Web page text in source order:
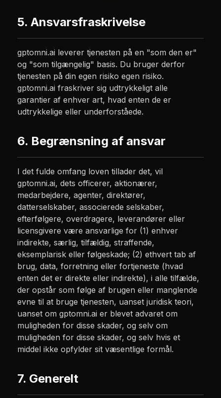
5. Ansvarsfraskrivelse
gptomni.ai leverer tjenesten på en "som den er"
og "som tilgængelig" basis. Du bruger derfor
tjenesten på din egen risiko egen risiko.
gptomni.ai fraskriver sig udtrykkeligt alle
garantier af enhver art, hvad enten de er
udtrykkelige eller underforståede.
6. Begrænsning af ansvar
I det fulde omfang loven tillader det, vil
gptomni.ai, dets officerer, aktionærer,
medarbejdere, agenter, direktører,
datterselskaber, associerede selskaber,
efterfølgere, overdragere, leverandører eller
licensgivere være ansvarlige for (1) enhver
indirekte, særlig, tilfældig, straffende,
eksemplarisk eller følgeskade; (2) ethvert tab af
brug, data, forretning eller fortjeneste (hvad
enten det er direkte eller indirekte), i alle tilfælde,
der opstår som følge af brugen eller manglende
evne til at bruge tjenesten, uanset juridisk teori,
uanset om gptomni.ai er blevet advaret om
muligheden for disse skader, og selv om
muligheden for disse skader, og selv hvis et
middel ikke opfylder sit væsentlige formål.
7. Generelt